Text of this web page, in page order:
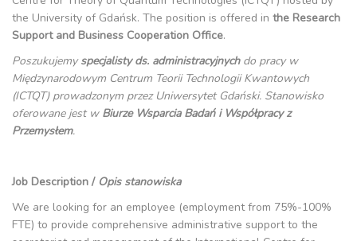
the University of Gdańsk. The position is offered in the Research
Support and Business Cooperation Office.
Poszukujemyspecjalisty ds. administracyjnychdo pracy w
Międzynarodowym Centrum Teorii Technologii Kwantowych
(ICTQT) prowadzonym przez Uniwersytet Gdański. Stanowisko
oferowane jest w Biurze Wsparcia Badań i Współpracy z
Przemysłem.
Job Description / Opis stanowiska
We are looking for an employee (employment from 75%-100%
FTE) to provide comprehensive administrative support to the